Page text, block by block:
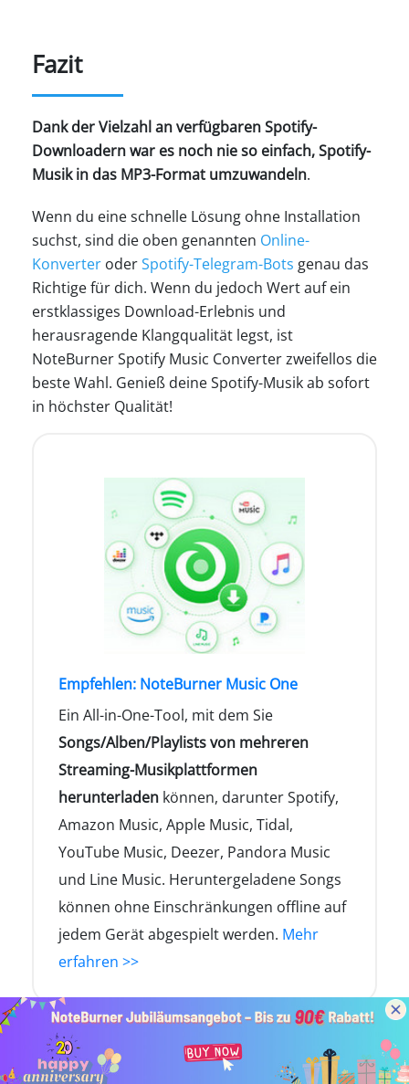
Fazit
Dank der Vielzahl an verfügbaren Spotify-
Downloadern war es noch nie so einfach, Spotify-
Musik in das MP3-Format umzuwandeln.
Wenn du eine schnelle Lösung ohne Installation
suchst, sind die oben genannten Online-
Konverter oderSpotify-Telegram-Bots genau das
Richtige für dich. Wenn du jedoch Wert auf ein
erstklassiges Download-Erlebnis und
herausragende Klangqualität legst, ist
NoteBurner Spotify Music Converter zweifellos die
beste Wahl. Genieß deine Spotify-Musik ab sofort
in höchster Qualität!
Empfehlen: NoteBurner Music One
Ein All-in-One-Tool, mit dem Sie
Songs/Alben/Playlists von mehreren
Streaming-Musikplattformen
herunterladen können, darunter Spotify,
Amazon Music, Apple Music, Tidal,
YouTube Music, Deezer, Pandora Music
und Line Music. Heruntergeladene Songs
können ohne Einschränkungen offline auf
jedem Gerät abgespielt werden. Mehr
erfahren >>
Was kommt als nächstes? Lade Spotify